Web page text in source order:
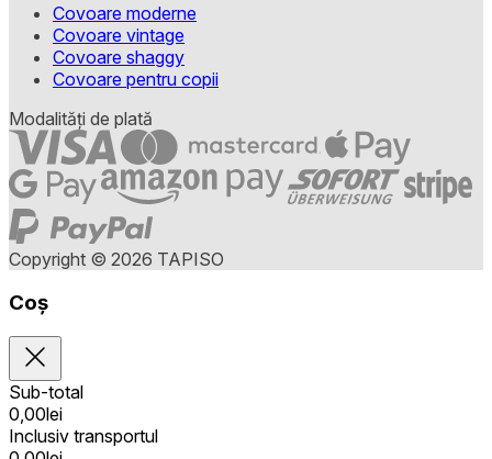
Covoare moderne
Covoare vintage
Covoare shaggy
Covoare pentru copii
Modalități de plată
Copyright © 2026 TAPISO
Coș
Sub-total
0,00lei
Inclusiv transportul